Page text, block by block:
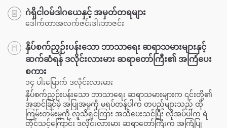
ဂဲရှိငါဝမ်ဒါဂယေနှင့် အမှတ်တရများ
ဒေါက်တာအလက်ဇင်းဒါးဘာဇင်း
နှိပ်စက်ညှဉ်းပန်းသော ဘာသာရေး ဆရာသမားများနှင့်
ဆက်ဆံရန် ဒလိုင်းလားမား ဆရာတော်ကြီး၏ အကြံပေး
စကား
၁၄ ပါးမြောက် ဒလိုင်းလားမား
နှိပ်စက်ညှဉ်းပန်းသော ဘာသာရေး ဆရာသမားများက ၎င်းတို့၏
အဆင်ခြင်မဲ့ အပြုအမူကို မရပ်တန့်ပါက တပည့်များသည် ထို
ကြမ်းတမ်းမှုကို လူသိရှင်ကြား အသိပေးသင်ပြီး လိုအပ်ပါက ရဲ
တိုင်သင့်ကြောင်း ဒလိုင်းလားမား ဆရာတော်ကြီးက အကြံပြု